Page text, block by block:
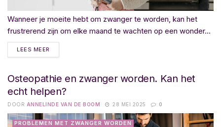
Wanneer je moeite hebt om zwanger te worden, kan het
frustrerend zijn om elke maand te wachten op een wonder...
LEES MEER
Osteopathie en zwanger worden. Kan het
echt helpen?
DOOR ANNELINDE VAN DE BOOM 28 MEI 2025 0
PROBLEMEN MET ZWANGER WORDEN